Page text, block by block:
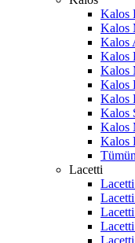
Kalos
Kalos
Kalos
Kalos
Kalos
Kalos
Kalos
Kalos
Kalos
Kalos
Lacetti